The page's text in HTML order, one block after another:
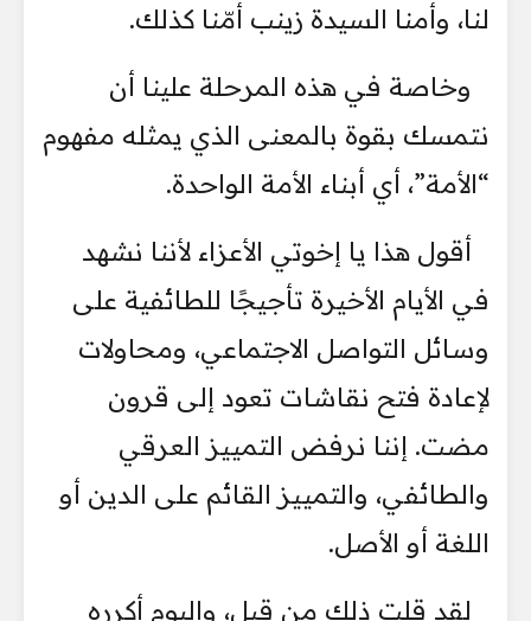
لنا، وأمنا السيدة زينب أمّنا كذلك.
وخاصة في هذه المرحلة علينا أن
نتمسك بقوة بالمعنى الذي يمثله مفهوم
“الأمة”، أي أبناء الأمة الواحدة.
أقول هذا يا إخوتي الأعزاء لأننا نشهد
في الأيام الأخيرة تأجيجًا للطائفية على
وسائل التواصل الاجتماعي، ومحاولات
لإعادة فتح نقاشات تعود إلى قرون
مضت. إننا نرفض التمييز العرقي
والطائفي، والتمييز القائم على الدين أو
اللغة أو الأصل.
لقد قلت ذلك من قبل، واليوم أكرره